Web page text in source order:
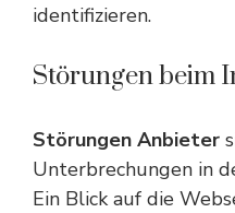
identifizieren.
Störungen beim
Störungen Anbieter
Unterbrechungen in
Ein Blick auf die